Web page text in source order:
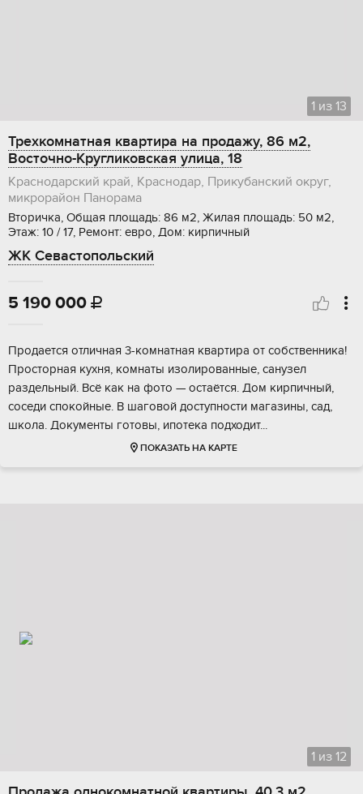
1 из 13
Трехкомнатная квартира на продажу, 86 м2,
Восточно-Кругликовская улица, 18
Краснодарский край, Краснодар, Прикубанский округ,
микрорайон Панорама
Вторичка, Общая площадь: 86 м2, Жилая площадь: 50 м2,
Этаж: 10 / 17, Ремонт: евро, Дом: кирпичный
ЖК Севастопольский
5 190 000 
Продается отличная 3-комнатная квартира от собственника!
Просторная кухня, комнаты изолированные, санузел
раздельный. Всё как на фото — остаётся. Дом кирпичный,
соседи спокойные. В шаговой доступности магазины, сад,
школа. Документы готовы, ипотека подходит...
ПОКАЗАТЬ НА КАРТЕ
1 из 12